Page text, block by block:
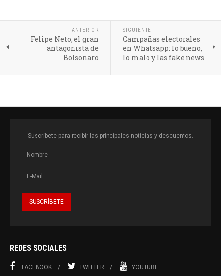
ANTERIOR
Felipe Neto, el gran
antagonista de
Bolsonaro
SIGUIENTE
Campañas electorales
en Whatsapp: lo bueno,
lo malo y las fake news
Suscríbete para recibir las principales noticias y descuentos.
REDES SOCIALES
FACEBOOK TWITTER YOUTUBE